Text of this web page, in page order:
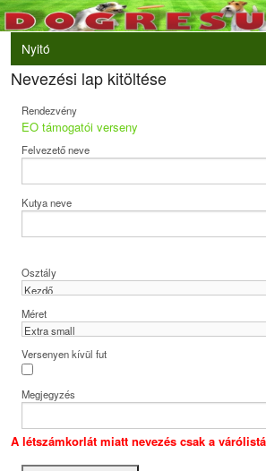
Nyitó
Belépés
VB és EO válogatók
Élő eredmények
Rendezvények
Kutyák
Tulajdonosok/Felvezetők
Nevezési lap kitöltése
Rendezvény
EO támogatói verseny
Felvezető neve
Kutya neve
Osztály
Méret
Versenyen kívül fut
Megjegyzés
A létszámkorlát miatt nevezés csak a